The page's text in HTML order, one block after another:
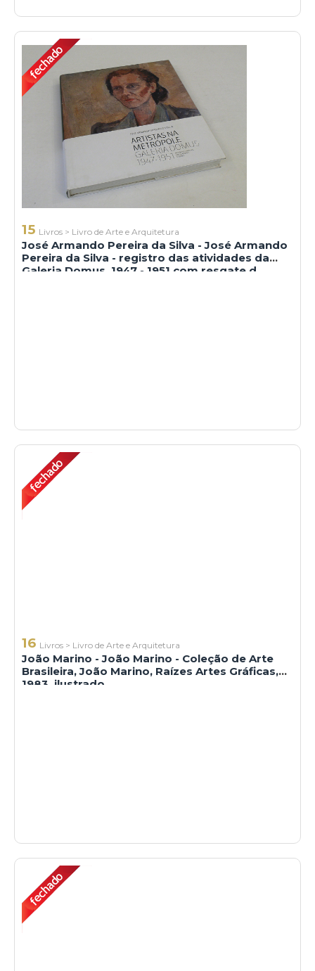
15 Livros > Livro de Arte e Arquitetura
José Armando Pereira da Silva - José Armando
Pereira da Silva - registro das atividades da
Galeria Domus, 1947 - 1951 com resgate d
16 Livros > Livro de Arte e Arquitetura
João Marino - João Marino - Coleção de Arte
Brasileira, João Marino, Raízes Artes Gráficas,
1983, ilustrado